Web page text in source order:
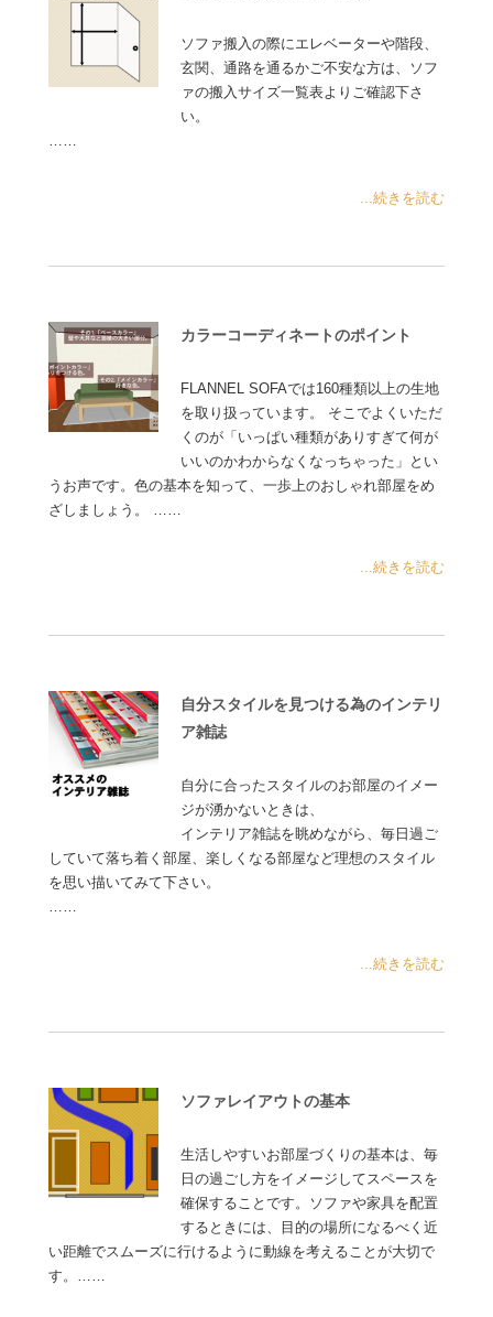
ソファ搬入の際にエレベーターや階段、
玄関、通路を通るかご不安な方は、ソフ
ァの搬入サイズ一覧表よりご確認下さ
い。
...続きを読む
カラーコーディネートのポイント
FLANNEL SOFAでは160種類以上の生地
を取り扱っています。 そこでよくいただ
くのが「いっぱい種類がありすぎて何が
いいのかわからなくなっちゃった」とい
うお声です。色の基本を知って、一歩上のおしゃれ部屋をめ
ざしましょう。 ……
...続きを読む
自分スタイルを見つける為のインテリ
ア雑誌
自分に合ったスタイルのお部屋のイメー
ジが湧かないときは、
インテリア雑誌を眺めながら、毎日過ご
していて落ち着く部屋、楽しくなる部屋など理想のスタイル
を思い描いてみて下さい。
……
...続きを読む
ソファレイアウトの基本
生活しやすいお部屋づくりの基本は、毎
日の過ごし方をイメージしてスペースを
確保することです。ソファや家具を配置
するときには、目的の場所になるべく近
い距離でスムーズに行けるように動線を考えることが大切で
す。……